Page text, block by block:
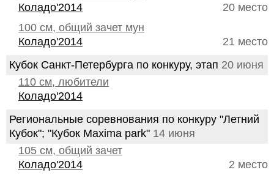
20 место
Коладо'2014
100 см, общий зачет мун
21 место
Коладо'2014
Кубок Санкт-Петербурга по конкуру, этап 20 июня
110 см, любители
Коладо'2014
Региональные соревнования по конкуру "Летний
Кубок"; "Кубок Maxima park" 14 июня
105 см, общий зачет
2 место
Коладо'2014